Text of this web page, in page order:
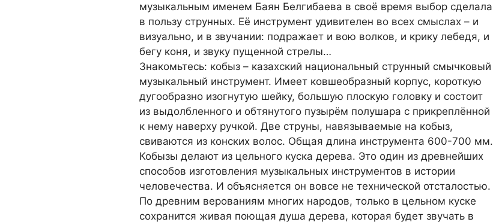
музыкальным именем Баян Белгибаева в своё время выбор сделала
в пользу струнных. Её инструмент удивителен во всех смыслах – и
визуально, и в звучании: подражает и вою волков, и крику лебедя, и
бегу коня, и звуку пущенной стрелы…
Знакомьтесь: кобыз – казахский национальный струнный смычковый
музыкальный инструмент. Имеет ковшеобразный корпус, короткую
дуго­образно изогнутую шейку, большую плоскую головку и состоит
из выдолбленного и обтянутого пузырём полушара с прикреплённой
к нему наверху ручкой. Две струны, навязываемые на кобыз,
свиваются из конских волос. Общая длина инструмента 600-700 мм.
Кобызы делают из цельного куска дерева. Это один из древнейших
способов изготовления музыкальных инструментов в истории
человечества. И объясняется он вовсе не технической отсталостью.
По древним верованиям многих народов, только в цельном куске
сохранится живая поющая душа дерева, которая будет звучать в